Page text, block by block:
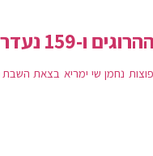
נחמן שי ימריא בצאת השבת